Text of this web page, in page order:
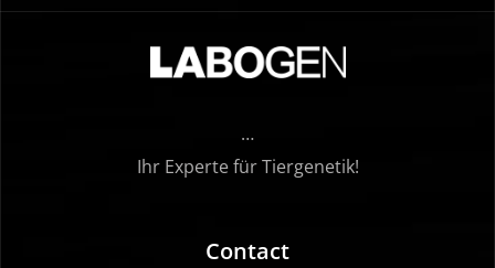
…
Ihr Experte für Tiergenetik!
Contact